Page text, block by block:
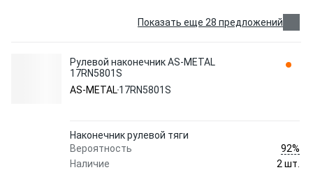
Показать еще 28 предложений
Рулевой наконечник AS-METAL
17RN5801S
AS-METAL17RN5801S
Наконечник рулевой тяги
Вероятность
92%
Наличие
2 шт.